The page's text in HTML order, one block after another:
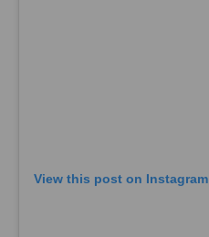
View this post on Instagram